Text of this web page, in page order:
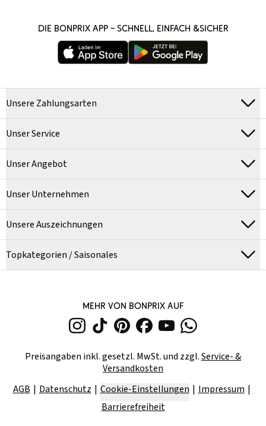
DIE BONPRIX APP – SCHNELL, EINFACH &SICHER
Unsere Zahlungsarten
Unser Service
Unser Angebot
Unser Unternehmen
Unsere Auszeichnungen
Topkategorien / Saisonales
MEHR VON BONPRIX AUF
Preisangaben inkl. gesetzl. MwSt. und zzgl.Service- &
Versandkosten
AGB
Datenschutz Cookie-Einstellungen
Impressum
Barrierefreiheit